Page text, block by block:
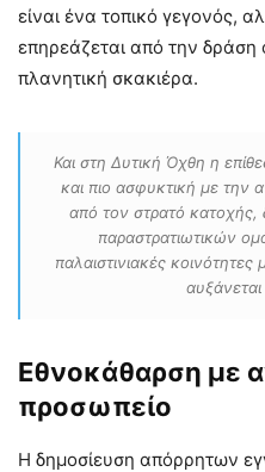
είναι ένα τοπικό γεγονός,
επηρεάζεται από την
πλανητική σκακιέρα.
Και στη Δυτική Όχθη η
και πιο ασφυκτική με την
από τον στρατό
παραστρατιωτικών
παλαιστινιακές
Εθνοκάθαρση με
προσωπείο
Η δημοσίευση απόρρητων